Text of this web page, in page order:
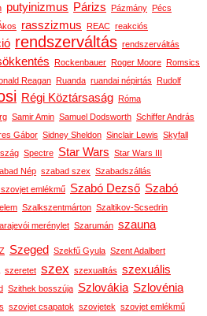
putyinizmus Párizs Pázmány Pécs
rasszizmus REAC reakciós
rendszerváltás rendszerváltás
Rockenbauer Roger Moore Romsics
Reagan Ruanda ruandai népirtás Rudolf
Régi Köztársaság Róma
Samir Amin Samuel Dodsworth Schiffer András
Gábor Sidney Sheldon Sinclair Lewis Skyfall
Spectre Star Wars Star Wars III
Nép szabad szex Szabadszállás
emlékmű Szabó Dezső Szabó
Szalkszentmárton Szaltikov-Scsedrin
merénylet Szarumán szauna
Szeged Szekfű Gyula Szent Adalbert
szeretet szex szexualitás szexuális
Szithek bosszúja Szlovákia Szlovénia
szovjet csapatok szovjetek szovjet emlékmű